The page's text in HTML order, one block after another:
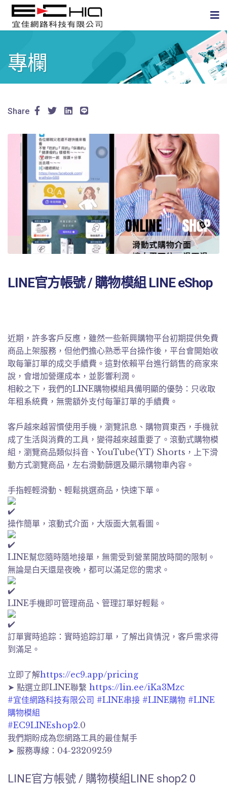
專欄
Share
LINE官方帳號 / 購物模組 LINE eShop
近期，許多客戶反應，雖然一些新興購物平台初期提供免費
商品上架服務，但他們擔心熟悉平台操作後，平台會開始收
取每筆訂單的成交手續費。這對依賴平台進行銷售的商家來
說，會增加營運成本，並影響利潤。
相較之下，我們的LINE購物模組具備明顯的優勢：只收取
年租系統費，無需額外支付每筆訂單的手續費。
客戶越來越習慣使用手機，瀏覽訊息、購物買東西，手機就
成了生活與消費的工具，變得越來越重要了。滾動式購物模
組，瀏覽商品類似抖音、YouTube(YT) Shorts，上下滑
動方式瀏覽商品，左右滑動篩選及顯示購物車內容。
手指輕輕滑動、輕鬆挑選商品，快速下單。
操作簡單，滾動式介面，大版面大氣看圖。
LINE幫您隨時隨地接單，無需受到營業開放時間的限制。
無論是白天還是夜晚，都可以滿足您的需求。
LINE手機即可管理商品、管理訂單好輕鬆。
訂單實時追踪：實時追踪訂單，了解出貨情況，客戶需求得
到滿足。
立即了解https://ec9.app/pricing
➤ 點選立即LINE聯繫 https://lin.ee/iKa3Mzc
#宜佳網路科技有限公司 #LINE串接 #LINE購物 #LINE
購物模組
#EC9LINEshop2.0
我們期盼成為您網路工具的最佳幫手
➤ 服務專線：04-23209259
LINE官方帳號 / 購物模組LINE shop2 0